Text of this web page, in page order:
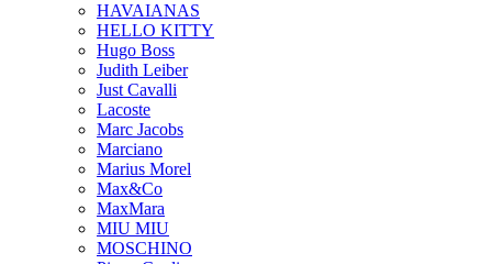
HAVAIANAS
HELLO KITTY
Hugo Boss
Judith Leiber
Just Cavalli
Lacoste
Marc Jacobs
Marciano
Marius Morel
Max&Co
MaxMara
MIU MIU
MOSCHINO